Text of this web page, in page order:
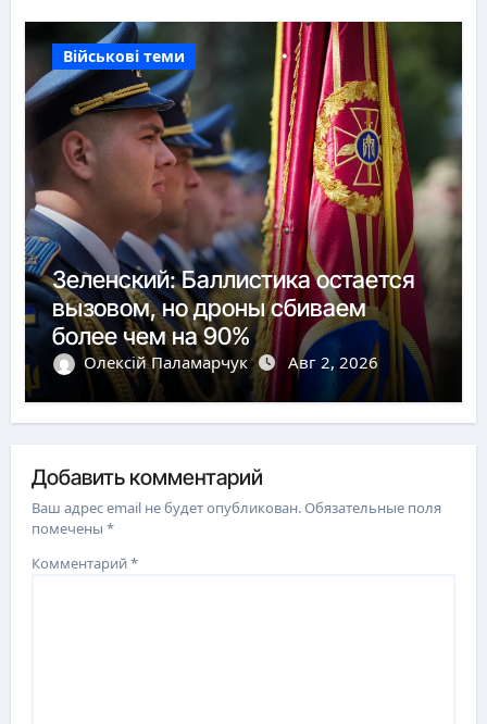
Військові теми
Зеленский: Баллистика остается
вызовом, но дроны сбиваем
более чем на 90%
Олексій Паламарчук Авг 2, 2026
Добавить комментарий
Ваш адрес email не будет опубликован.Обязательные поля
помечены*
Комментарий*